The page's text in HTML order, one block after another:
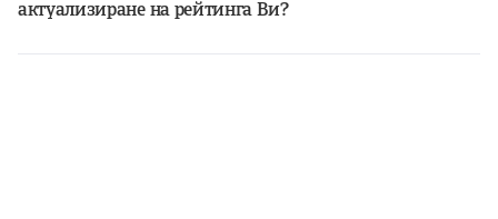
актуализиране на рейтинга Ви?